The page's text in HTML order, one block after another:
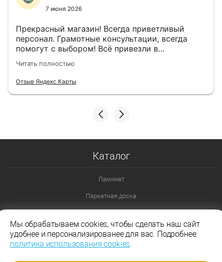
7 июня 2026
Прекрасный магазин! Всегда приветливый
персонал. Грамотные консультации, всегда
помогут с выбором! Всё привезли в
назначенный день!
Читать полностью
Отзыв Яндекс.Карты
Каталог
Ламинат
Паркетная доска
Ламинат 33 класс
Ламинат Эггер
Мы обрабатываем cookies, чтобы сделать наш сайт
удобнее и персонализированее для вас. Подробнее:
политика использования cookies.